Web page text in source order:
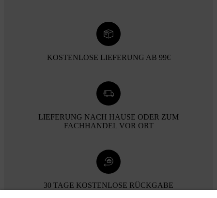
KOSTENLOSE LIEFERUNG AB 99€
LIEFERUNG NACH HAUSE ODER ZUM
FACHHANDEL VOR ORT
30 TAGE KOSTENLOSE RÜCKGABE